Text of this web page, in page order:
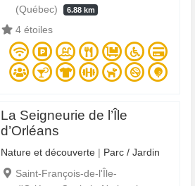
(Québec)
6.88 km
4 étoiles
La Seigneurie de l’Île
d’Orléans
Nature et découverte | Parc / Jardin
Saint-François-de-l'Île-